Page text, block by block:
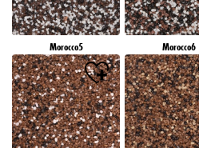
Morocco5 Morocco6